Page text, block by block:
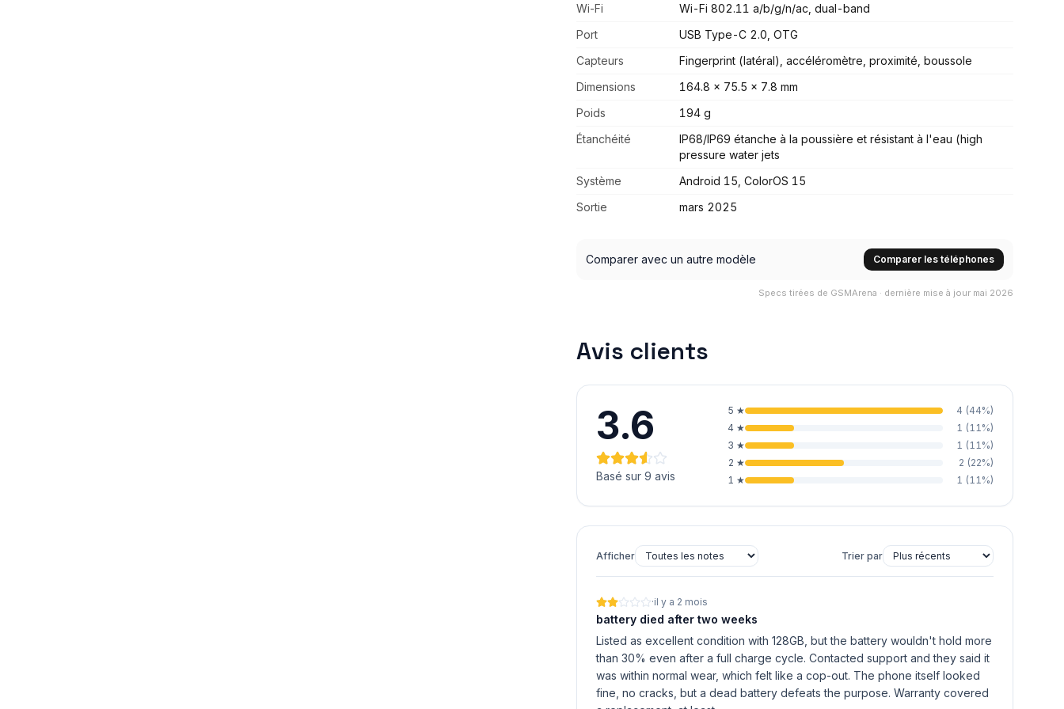
Wi-Fi
Wi-Fi 802.11 a/b/g/n/ac, dual-band
Port
USB Type-C 2.0, OTG
Capteurs
Fingerprint (latéral), accéléromètre, proximité, boussole
Dimensions
164.8 x 75.5 x 7.8 mm
Poids
194 g
Étanchéité
IP68/IP69 étanche à la poussière et résistant à l'eau (high
pressure water jets
Système
Android 15, ColorOS 15
Sortie
mars 2025
Comparer avec un autre modèle Comparer les téléphones
Specs tirées de GSMArena · dernière mise à jour mai 2026
Avis clients
3.6
Basé sur 9 avis
5 ★ 4 (44%)
4 ★ 1 (11%)
3 ★ 1 (11%)
2 ★ 2 (22%)
1 ★ 1 (11%)
Afficher Trier par
·il y a 2 mois
battery died after two weeks
Listed as excellent condition with 128GB, but the battery wouldn't hold more
than 30% even after a full charge cycle. Contacted support and they said it
was within normal wear, which felt like a cop-out. The phone itself looked
fine, no cracks, but a dead battery defeats the purpose. Warranty covered